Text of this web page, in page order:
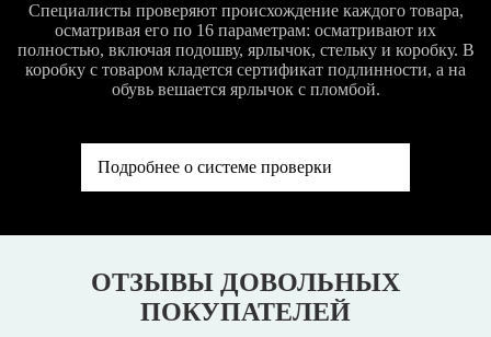
Специалисты проверяют происхождение каждого товара,
осматривая его по 16 параметрам: осматривают их
полностью, включая подошву, ярлычок, стельку и коробку. В
коробку с товаром кладется сертификат подлинности, а на
обувь вешается ярлычок с пломбой.
Подробнее о системе проверки
ОТЗЫВЫ ДОВОЛЬНЫХ
ПОКУПАТЕЛЕЙ